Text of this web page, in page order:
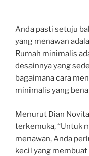
Anda pasti setuju
yang menawan
Rumah minimalis
desainnya yang
bagaimana cara
minimalis yang
Menurut Dian
terkemuka, “Untuk
menawan, Anda
kecil yang